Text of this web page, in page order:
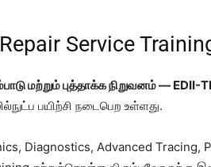
Service
மற்றும் புத்தாக்க நிறுவனம் — EDII-
பயிற்சி நடைபெற உள்ளது.
Diagnostics, Advanced Tracing,